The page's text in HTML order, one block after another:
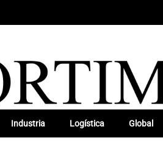
Industria Logística Global